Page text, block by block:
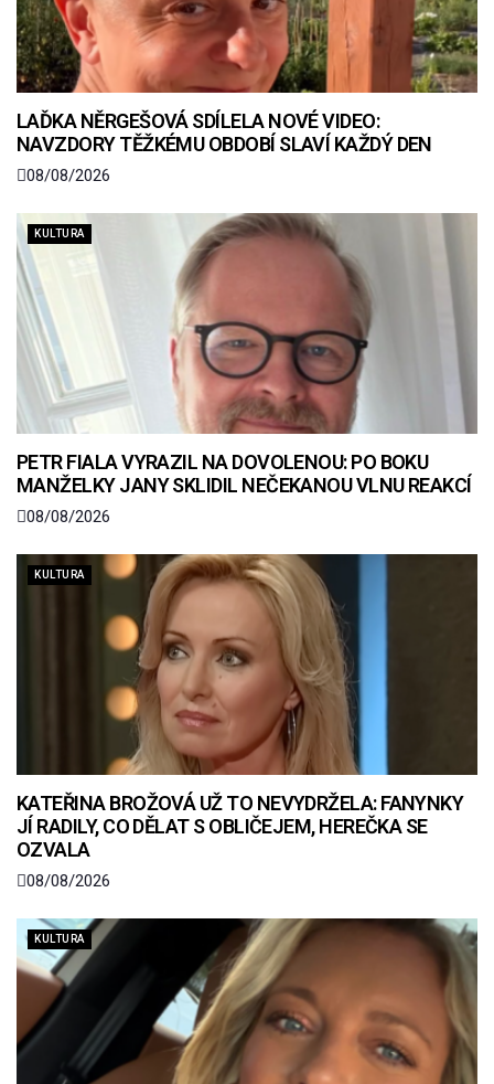
LAĎKA NĚRGEŠOVÁ SDÍLELA NOVÉ VIDEO:
NAVZDORY TĚŽKÉMU OBDOBÍ SLAVÍ KAŽDÝ DEN
08/08/2026
KULTURA
PETR FIALA VYRAZIL NA DOVOLENOU: PO BOKU
MANŽELKY JANY SKLIDIL NEČEKANOU VLNU REAKCÍ
08/08/2026
KULTURA
KATEŘINA BROŽOVÁ UŽ TO NEVYDRŽELA: FANYNKY
JÍ RADILY, CO DĚLAT S OBLIČEJEM, HEREČKA SE
OZVALA
08/08/2026
KULTURA